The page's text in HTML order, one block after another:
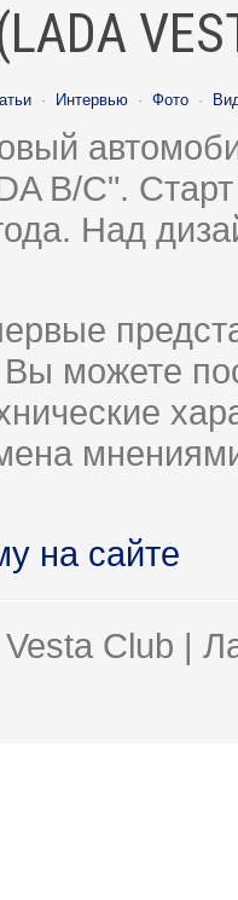
· Интервью · Фото ·
B/C".
Над
Вы можете
на сайте
Club |